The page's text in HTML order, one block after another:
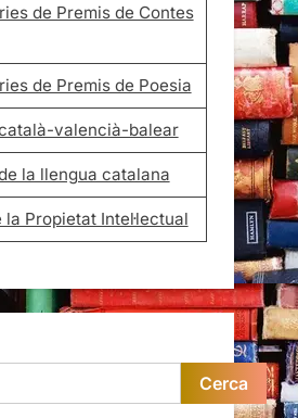
de Premis de Contes
de Premis de Poesia
valencià-balear
la llengua catalana
la Propietat Intel·lectual
Cerca